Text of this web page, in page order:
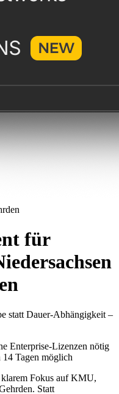
für
statt Dauer-Abhängigkeit –
Enterprise-Lizenzen nötig
Tagen möglich
Fokus auf KMU,
Statt